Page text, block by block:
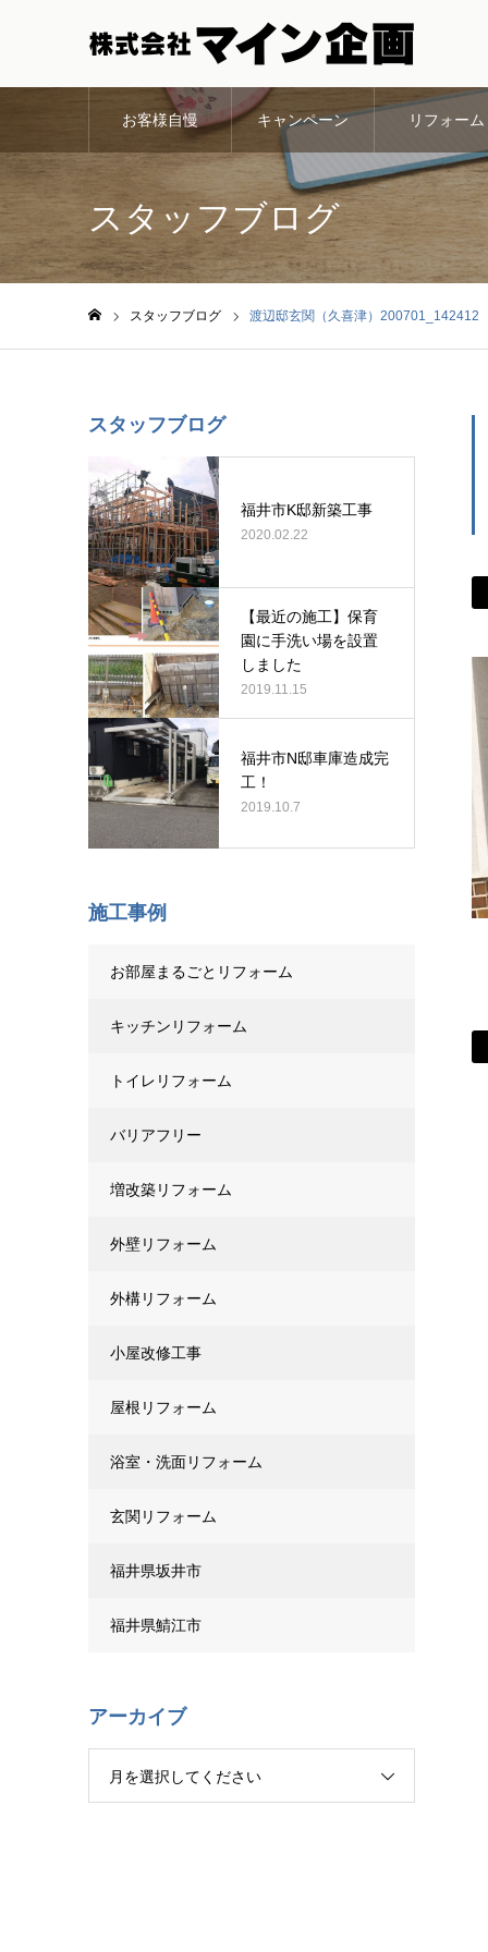
お客様自慢 キャンペーン リフォーム
スタッフブログ
スタッフブログ 渡辺邸玄関（久喜津）200701_142412
スタッフブログ
福井市K邸新築工事
2020.02.22
【最近の施工】保育
園に手洗い場を設置
しました
2019.11.15
福井市N邸車庫造成完
工！
2019.10.7
施工事例
お部屋まるごとリフォーム
キッチンリフォーム
トイレリフォーム
バリアフリー
増改築リフォーム
外壁リフォーム
外構リフォーム
小屋改修工事
屋根リフォーム
浴室・洗面リフォーム
玄関リフォーム
福井県坂井市
福井県鯖江市
アーカイブ
月を選択してください